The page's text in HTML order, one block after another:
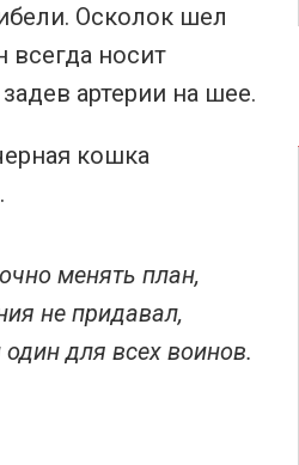
Осколок шел
всегда носит
артерии на шее.
кошка
менять план,
не придавал,
для всех воинов.